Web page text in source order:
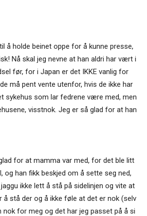
å holde beinet oppe for å kunne presse,
Nå skal jeg nevne at han aldri har vært i
før, for i Japan er det IKKE vanlig for
må pent vente utenfor, hvis de ikke har
sykehus som lar fedrene være med, men
visstnok. Jeg er så glad for at han
for at mamma var med, for det ble litt
og han fikk beskjed om å sette seg ned,
ikke lett å stå på sidelinjen og vite at
å stå der og å ikke føle at det er nok (selv
nok for meg og det har jeg passet på å si